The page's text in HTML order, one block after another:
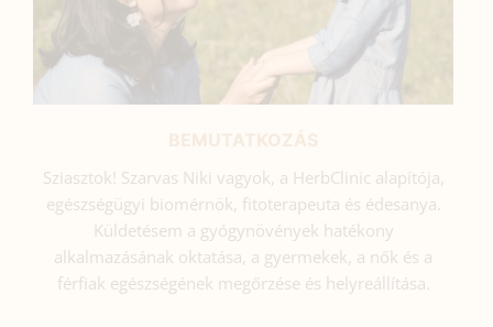
Sziasztok! Szarvas Niki vagyok, a HerbClinic alapítója,
egészségügyi biomérnök, fitoterapeuta és édesanya.
Küldetésem a gyógynövények hatékony
alkalmazásának oktatása, a gyermekek, a nők és a
férfiak egészségének megőrzése és helyreállítása.